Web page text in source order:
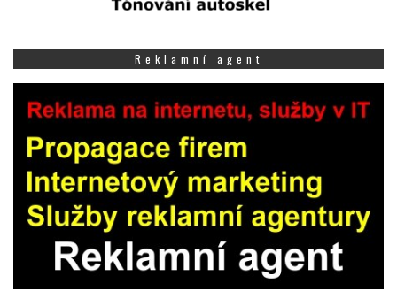
Reklamní agent